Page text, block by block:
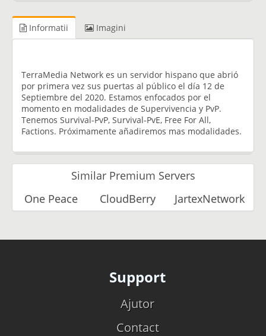
Informatii Imagini
TerraMedia Network es un servidor hispano que abrió
por primera vez sus puertas al público el día 12 de
Septiembre del 2020. Estamos enfocados por el
momento en modalidades de Supervivencia y PvP.
Tenemos Survival-PvP, Survival-PvE, Free For All,
Factions. Próximamente añadiremos mas modalidades.
Similar Premium Servers
One Peace
CloudBerry JartexNetwork
Support
Ajutor
Contact